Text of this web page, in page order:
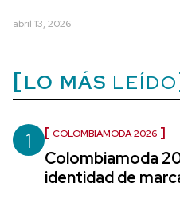
abril 13, 2026
LO MÁS LEÍDO
1 COLOMBIAMODA 2026
Colombiamoda
identidad de